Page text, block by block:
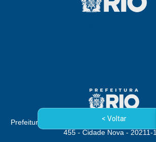
< Voltar
Prefeitura da Cidade do Rio de Janeiro - Rua
455 - Cidade Nova - 20211-